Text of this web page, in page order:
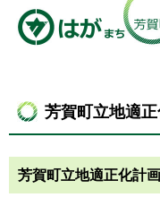
芳賀町立地適
芳賀町立地適正化計画